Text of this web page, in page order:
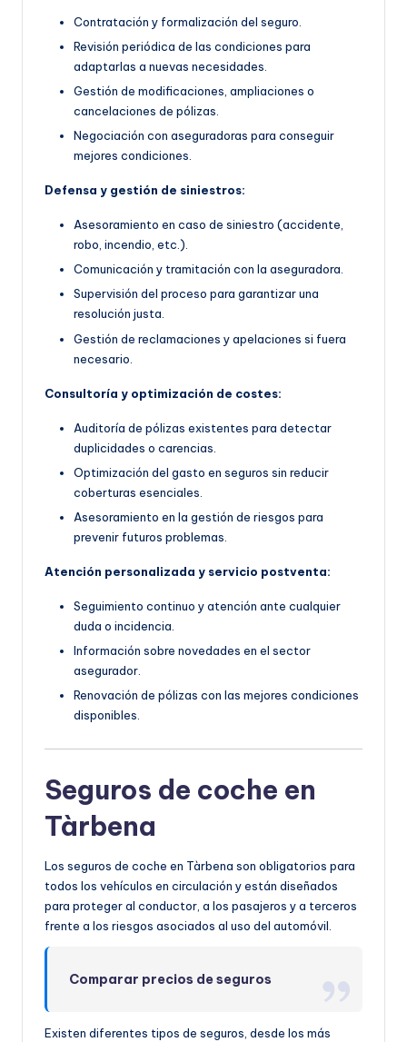
Contratación y formalización del seguro.
Revisión periódica de las condiciones para
adaptarlas a nuevas necesidades.
Gestión de modificaciones, ampliaciones o
cancelaciones de pólizas.
Negociación con aseguradoras para conseguir
mejores condiciones.
Defensa y gestión de siniestros:
Asesoramiento en caso de siniestro (accidente,
robo, incendio, etc.).
Comunicación y tramitación con la aseguradora.
Supervisión del proceso para garantizar una
resolución justa.
Gestión de reclamaciones y apelaciones si fuera
necesario.
Consultoría y optimización de costes:
Auditoría de pólizas existentes para detectar
duplicidades o carencias.
Optimización del gasto en seguros sin reducir
coberturas esenciales.
Asesoramiento en la gestión de riesgos para
prevenir futuros problemas.
Atención personalizada y servicio postventa:
Seguimiento continuo y atención ante cualquier
duda o incidencia.
Información sobre novedades en el sector
asegurador.
Renovación de pólizas con las mejores condiciones
disponibles.
Seguros de coche en
Tàrbena
Los seguros de coche en Tàrbena son obligatorios para
todos los vehículos en circulación y están diseñados
para proteger al conductor, a los pasajeros y a terceros
frente a los riesgos asociados al uso del automóvil.
Comparar precios de seguros
Existen diferentes tipos de seguros, desde los más